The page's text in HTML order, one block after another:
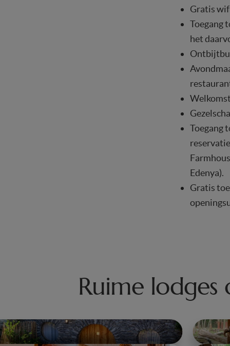
Gratis
Toegang
het
Toegang
Edenya).
Gratis
Ruime